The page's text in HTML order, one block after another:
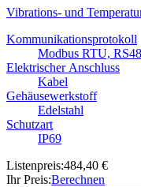
Vibrations- und
Kommunikationsprotokoll
Modbus RTU,
Elektrischer Anschluss
Kabel
Gehäusewerkstoff
Edelstahl
Schutzart
IP69
Listenpreis:484,40 €
Ihr Preis:Berechnen